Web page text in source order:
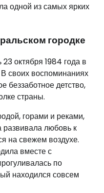
одной из самых ярких
городке
октября 1984 года в
своих воспоминаниях
беззаботное детство,
страны.
горами и реками,
развивала любовь к
на свежем воздухе.
вместе с
по
находился совсем